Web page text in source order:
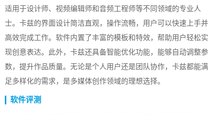
适用于设计师、视频编辑师和音频工程师等不同领域的专业人
士。卡兹的界面设计简洁直观，操作流畅，用户可以快速上手并
高效完成工作。软件内置了丰富的模板和特效，帮助用户轻松实
现创意表达。此外，卡兹还具备智能优化功能，能够自动调整参
数，提升作品质量。无论是个人用户还是团队协作，卡兹都能满
足多样化的需求，是多媒体创作领域的理想选择。
软件评测